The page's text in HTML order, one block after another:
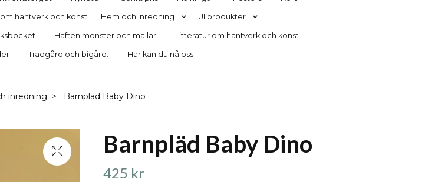
hantverk och konst. Hem och inredning Ullprodukter
Häften mönster och mallar Litteratur om hantverk och konst
Trädgård och bigård. Här kan du nå oss
inredning Barnpläd Baby Dino
Barnpläd Baby Dino
425 kr